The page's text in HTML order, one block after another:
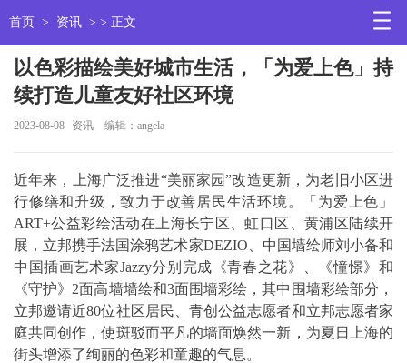
首页 > 资讯 > > 正文
以色彩描绘美好城市生活，「为爱上色」持
续打造儿童友好社区环境
2023-08-08 资讯 编辑：angela
近年来，上海广泛推进“美丽家园”改造更新，为老旧小区进
行修缮和升级，致力于改善居民生活环境。「为爱上色」
ART+公益彩绘活动在上海长宁区、虹口区、黄浦区陆续开
展，立邦携手法国涂鸦艺术家DEZIO、中国墙绘师刘小备和
中国插画艺术家Jazzy分别完成《青春之花》、《憧憬》和
《守护》2面高墙墙绘和3面围墙彩绘，其中围墙彩绘部分，
立邦邀请近80位社区居民、青创公益志愿者和立邦志愿者家
庭共同创作，使斑驳而平凡的墙面焕然一新，为夏日上海的
街头增添了绚丽的色彩和童趣的气息。